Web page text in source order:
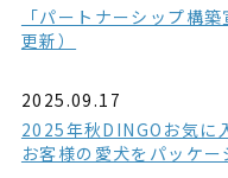
「パートナーシップ構
更新）
2025.09.17
2025年秋DINGOお気に
お客様の愛犬をパッケー